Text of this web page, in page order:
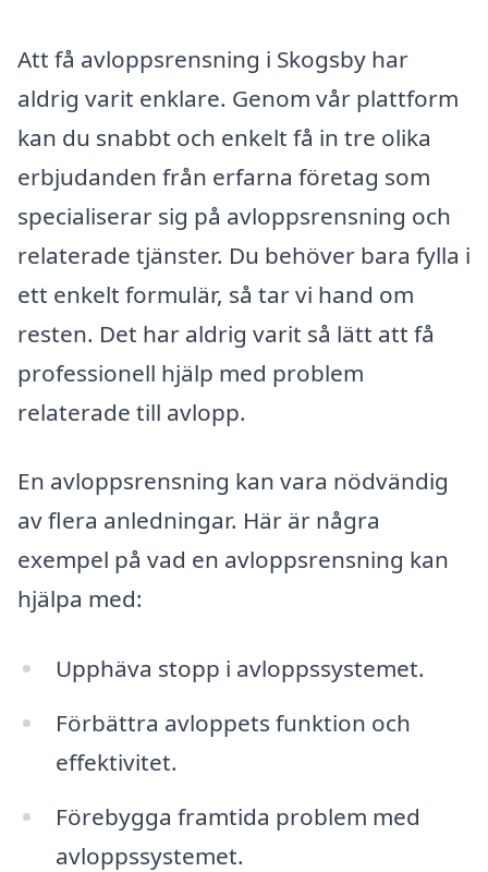
Att få avloppsrensning i Skogsby har
aldrig varit enklare. Genom vår plattform
kan du snabbt och enkelt få in tre olika
erbjudanden från erfarna företag som
specialiserar sig på avloppsrensning och
relaterade tjänster. Du behöver bara fylla i
ett enkelt formulär, så tar vi hand om
resten. Det har aldrig varit så lätt att få
professionell hjälp med problem
relaterade till avlopp.
En avloppsrensning kan vara nödvändig
av flera anledningar. Här är några
exempel på vad en avloppsrensning kan
hjälpa med:
Upphäva stopp i avloppssystemet.
Förbättra avloppets funktion och
effektivitet.
Förebygga framtida problem med
avloppssystemet.